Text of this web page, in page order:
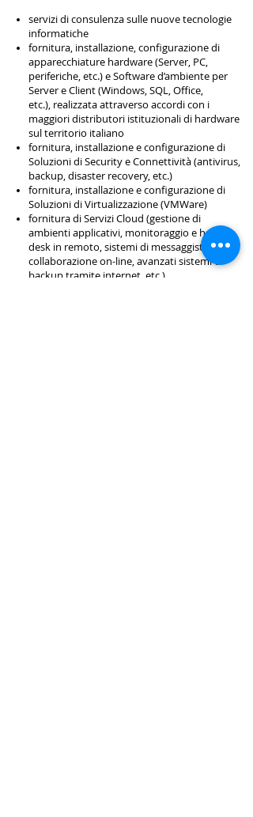
servizi di consulenza sulle nuove tecnologie
informatiche
fornitura, installazione, configurazione di
apparecchiature hardware (Server, PC,
periferiche, etc.) e Software d’ambiente per
Server e Client (Windows, SQL, Office,
etc.), realizzata attraverso accordi con i
maggiori distributori istituzionali di hardware
sul territorio italiano
fornitura, installazione e configurazione di
Soluzioni di Security e Connettività (antivirus,
backup, disaster recovery, etc.)
fornitura, installazione e configurazione di
Soluzioni di Virtualizzazione (VMWare)
fornitura di Servizi Cloud (gestione di
ambienti applicativi, monitoraggio e help-
desk in remoto, sistemi di messaggistica e
collaborazione on-line, avanzati sistemi di
backup tramite internet, etc.)